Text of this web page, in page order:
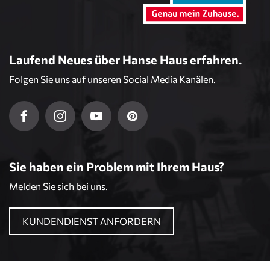
Laufend Neues über Hanse Haus erfahren.
Folgen Sie uns auf unseren Social Media Kanälen.
Sie haben ein Problem mit Ihrem Haus?
Melden Sie sich bei uns.
KUNDENDIENST ANFORDERN